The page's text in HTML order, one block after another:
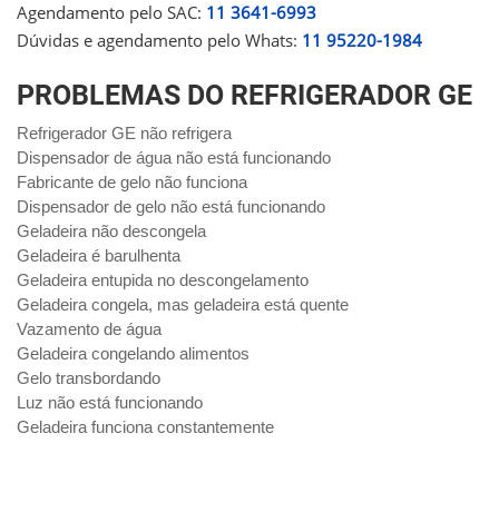
Agendamento pelo SAC: 11 3641-6993
Dúvidas e agendamento pelo Whats: 11 95220-1984
PROBLEMAS DO REFRIGERADOR GE
Refrigerador GE não refrigera
Dispensador de água não está funcionando
Fabricante de gelo não funciona
Dispensador de gelo não está funcionando
Geladeira não descongela
Geladeira é barulhenta
Geladeira entupida no descongelamento
Geladeira congela, mas geladeira está quente
Vazamento de água
Geladeira congelando alimentos
Gelo transbordando
Luz não está funcionando
Geladeira funciona constantemente